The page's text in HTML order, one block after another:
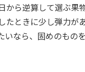
から逆算して選ぶ果
たときに少し弾力が
いなら、固めのもの